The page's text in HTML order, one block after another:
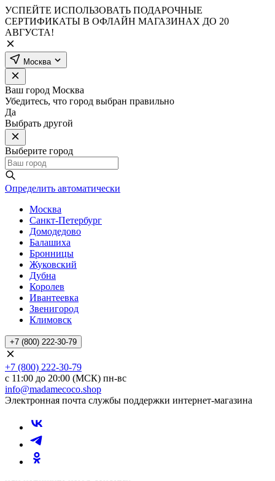
УСПЕЙТЕ ИСПОЛЬЗОВАТЬ ПОДАРОЧНЫЕ
СЕРТИФИКАТЫ В ОФЛАЙН МАГАЗИНАХ ДО 20
АВГУСТА!
Москва
Ваш город Москва
Убедитесь, что город выбран правильно
Да
Выбрать другой
Выберите город
Определить автоматически
Москва
Санкт-Петербург
Домодедово
Балашиха
Бронницы
Жуковский
Дубна
Королев
Ивантеевка
Звенигород
Климовск
+7 (800) 222-30-79
+7 (800) 222-30-79
с 11:00 до 20:00 (МСК) пн-вс
info@madamecoco.shop
Электронная почта службы поддержки интернет-магазина